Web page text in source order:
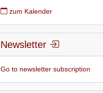
zum Kalender
Newsletter
Go to newsletter subscription